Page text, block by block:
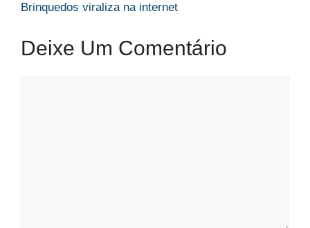
Brinquedos viraliza na internet
Deixe Um Comentário